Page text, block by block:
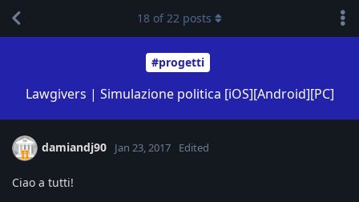
#progetti
Lawgivers | Simulazione politica [iOS][Android][PC]
18 of22 posts
damiandj90 Jan 23, 2017 Edited
Ciao a tutti!